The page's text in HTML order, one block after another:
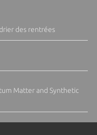
des rentrées
Matter and Synthetic